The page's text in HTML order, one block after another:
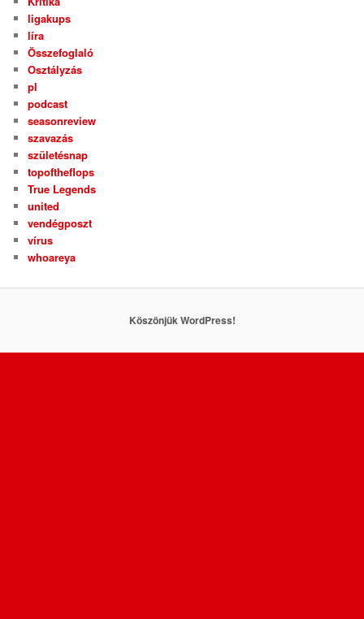
ligakups
líra
Összefoglaló
Osztályzás
pl
podcast
seasonreview
szavazás
születésnap
topoftheflops
True Legends
united
vendégposzt
vírus
whoareya
Köszönjük WordPress!